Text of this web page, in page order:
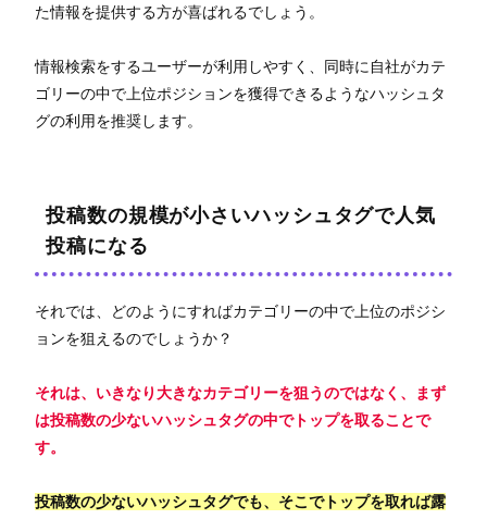
た情報を提供する方が喜ばれるでしょう。
情報検索をするユーザーが利用しやすく、同時に自社がカテ
ゴリーの中で上位ポジションを獲得できるようなハッシュタ
グの利用を推奨します。
投稿数の規模が小さいハッシュタグで人気
投稿になる
それでは、どのようにすればカテゴリーの中で上位のポジシ
ョンを狙えるのでしょうか？
それは、いきなり大きなカテゴリーを狙うのではなく、まず
は投稿数の少ないハッシュタグの中でトップを取ることで
す。
投稿数の少ないハッシュタグでも、そこでトップを取れば露